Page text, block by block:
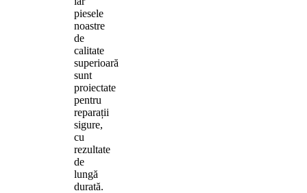
piesele
noastre
de
calitate
superioară
sunt
proiectate
pentru
reparații
sigure,
cu
rezultate
de
lungă
durată.